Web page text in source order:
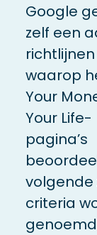
Google
zelf een
richtlijnen
waarop
Your
Your Life-
pagina’s
volgende
criteria